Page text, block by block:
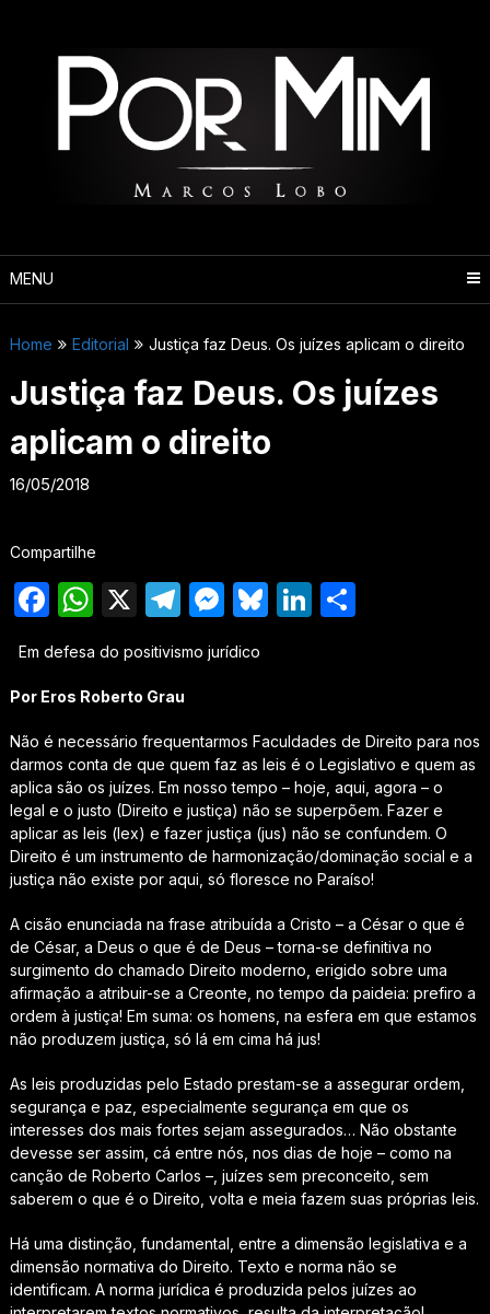
MENU
Home Editorial Justiça faz Deus. Os juízes aplicam o direito
Justiça faz Deus. Os juízes
aplicam o direito
16/05/2018
Compartilhe
Facebook
WhatsApp
X Telegram
Messenger
Bluesky
LinkedIn
Share
Em defesa do positivismo jurídico
Por Eros Roberto Grau
Não é necessário frequentarmos Faculdades de Direito para nos
darmos conta de que quem faz as leis é o Legislativo e quem as
aplica são os juízes. Em nosso tempo – hoje, aqui, agora – o
legal e o justo (Direito e justiça) não se superpõem. Fazer e
aplicar as leis (lex) e fazer justiça (jus) não se confundem. O
Direito é um instrumento de harmonização/dominação social e a
justiça não existe por aqui, só floresce no Paraíso!
A cisão enunciada na frase atribuída a Cristo – a César o que é
de César, a Deus o que é de Deus – torna-se definitiva no
surgimento do chamado Direito moderno, erigido sobre uma
afirmação a atribuir-se a Creonte, no tempo da paideia: prefiro a
ordem à justiça! Em suma: os homens, na esfera em que estamos
não produzem justiça, só lá em cima há jus!
As leis produzidas pelo Estado prestam-se a assegurar ordem,
segurança e paz, especialmente segurança em que os
interesses dos mais fortes sejam assegurados… Não obstante
devesse ser assim, cá entre nós, nos dias de hoje – como na
canção de Roberto Carlos –, juízes sem preconceito, sem
saberem o que é o Direito, volta e meia fazem suas próprias leis.
Há uma distinção, fundamental, entre a dimensão legislativa e a
dimensão normativa do Direito. Texto e norma não se
identificam. A norma jurídica é produzida pelos juízes ao